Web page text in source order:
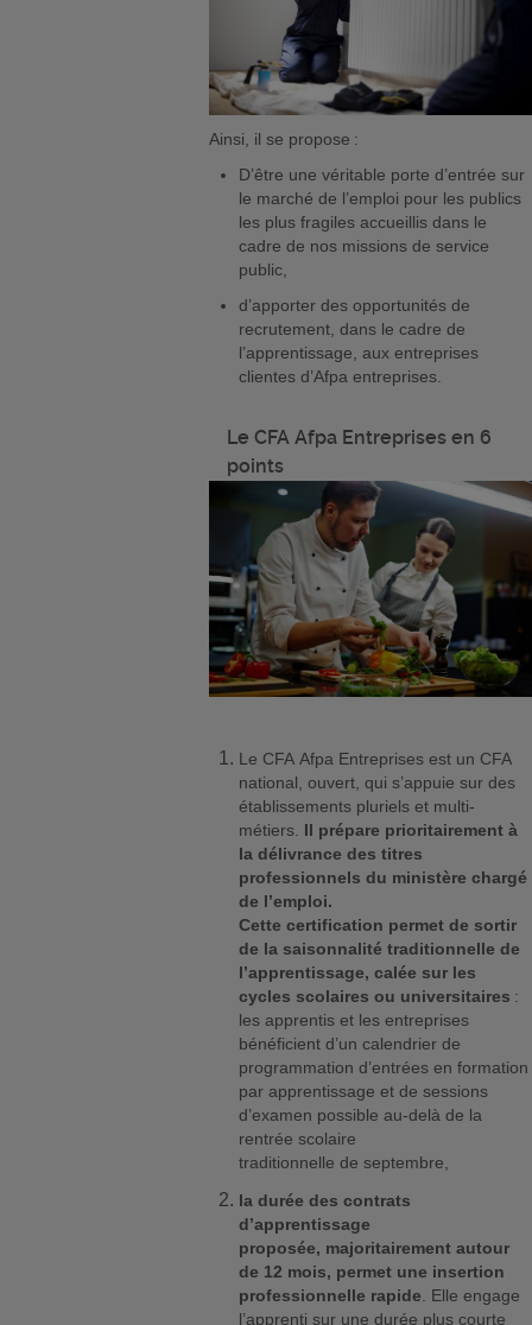
Ainsi, il se propose :
D’être une véritable porte d’entrée sur
le marché de l’emploi pour les publics
les plus fragiles accueillis dans le
cadre de nos missions de service
public,
d’apporter des opportunités de
recrutement, dans le cadre de
l’apprentissage, aux entreprises
clientes d’Afpa entreprises.
Le CFA Afpa Entreprises en 6
points
Le CFA Afpa Entreprises est un CFA
national, ouvert, qui s’appuie sur des
établissements pluriels et multi-
métiers. Il prépare prioritairement à
la délivrance des titres
professionnels du ministère chargé
de l’emploi.
Cette certification permet de sortir
de la saisonnalité traditionnelle de
l’apprentissage, calée sur les
cycles scolaires ou universitaires :
les apprentis et les entreprises
bénéficient d’un calendrier de
programmation d’entrées en formation
par apprentissage et de sessions
d’examen possible au-delà de la
rentrée scolaire
traditionnelle de septembre,
la durée des contrats
d’apprentissage
proposée, majoritairement autour
de 12 mois, permet une insertion
professionnelle rapide . Elle engage
l’apprenti sur une durée plus courte